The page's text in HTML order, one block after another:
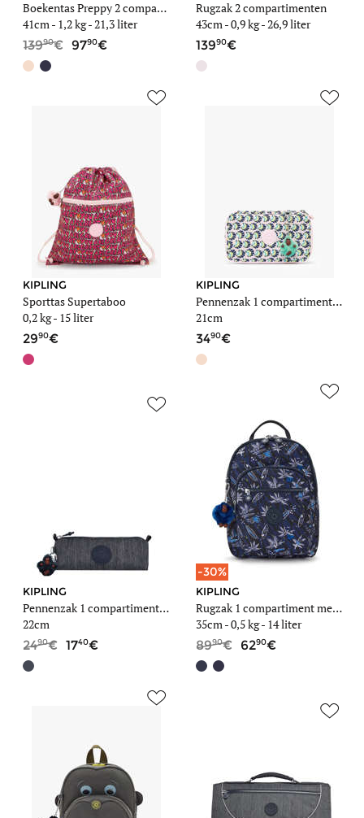
Boekentas Preppy 2 compartimenten
41cm - 1,2 kg- 21,3 liter
13990 9790
Rugzak 2 compartimenten
43cm -0,9 kg- 26,9 liter
13990
KIPLING
Sporttas Supertaboo
0,2 kg- 15 liter
2990
KIPLING
Pennenzak 1 compartiment Back to school
21cm
3490
KIPLING
Pennenzak 1 compartiment Back to school
22cm
2490 1740
-30%
KIPLING
Rugzak 1 compartiment met 15" laptopvak
35cm -0,5 kg- 14 liter
8990 6290